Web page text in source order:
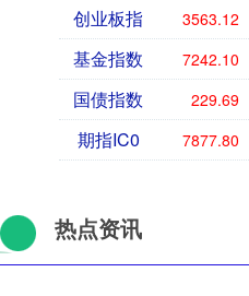
创业板指 3563.12
基金指数 7242.10
国债指数 229.69
期指IC0 7877.80
热点资讯